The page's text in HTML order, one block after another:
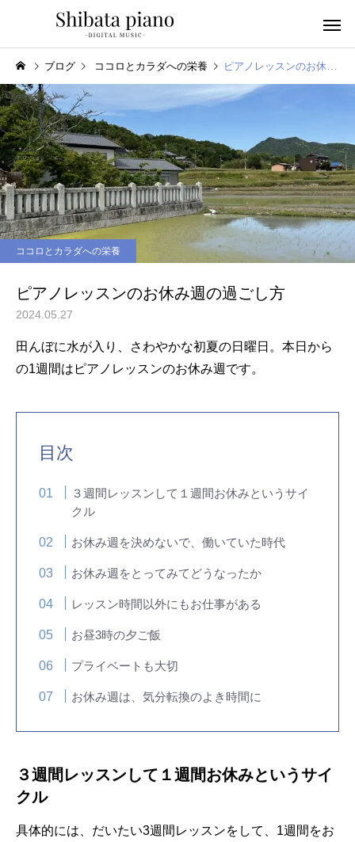
幼児音感レッスン
小・中・高・
ッスン
ブログ ココロとカラダへの栄養 ピアノレッスンのお休み週の過ごし方
ココロとカラダへの栄養
ピアノレッスンのお休み週の過ごし方
2024.05.27
田んぼに水が入り、さわやかな初夏の日曜日。本日から
の1週間はピアノレッスンのお休み週です。
目次
３週間レッスンして１週間お休みというサイ
クル
お休み週を決めないで、働いていた時代
お休み週をとってみてどうなったか
レッスン時間以外にもお仕事がある
お昼3時の夕ご飯
プライベートも大切
お休み週は、気分転換のよき時間に
３週間レッスンして１週間お休みというサイ
クル
具体的には、だいたい3週間レッスンをして、1週間をお